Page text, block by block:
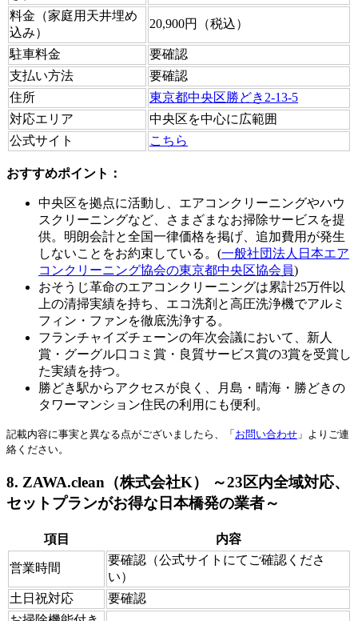
料金（家庭用天井埋め
込み）
20,900円（税込）
駐車料金
要確認
支払い方法
要確認
住所
東京都中央区勝どき2-13-5
対応エリア
中央区を中心に広範囲
公式サイト
こちら
おすすめポイント：
中央区を拠点に活動し、エアコンクリーニングやハウ
スクリーニングなど、さまざまなお掃除サービスを提
供。明朗会計と全国一律価格を掲げ、追加費用が発生
しないことをお約束している。(一般社団法人日本エア
コンクリーニング協会の東京都中央区協会員)
おそうじ革命のエアコンクリーニングは累計25万件以
上の清掃実績を持ち、エコ洗剤と高圧洗浄機でアルミ
フィン・ファンを徹底洗浄する。
フランチャイズチェーンの年次会議において、新人
賞・グーグル口コミ賞・良質サービス賞の3賞を受賞し
た実績を持つ。
勝どき駅からアクセスが良く、月島・晴海・勝どきの
タワーマンション住民の利用にも便利。
記載内容に事実と異なる点がございましたら、「 お問い合わせ 」よりご連
絡ください。
8. ZAWA.clean（株式会社K） ～23区内全域対応、
セットプランがお得な日本橋発の業者～
項目 内容
営業時間
要確認（公式サイトにてご確認くださ
い）
土日祝対応
要確認